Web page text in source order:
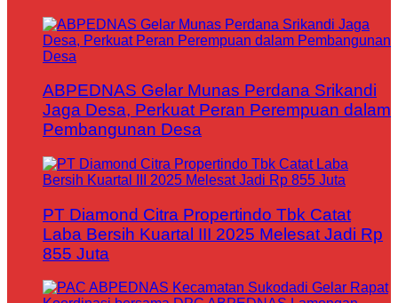
ABPEDNAS Gelar Munas Perdana Srikandi
Jaga Desa, Perkuat Peran Perempuan dalam
Pembangunan Desa
PT Diamond Citra Propertindo Tbk Catat
Laba Bersih Kuartal III 2025 Melesat Jadi Rp
855 Juta